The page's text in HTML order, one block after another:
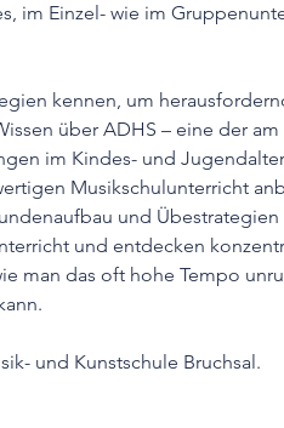
im Einzel- wie im
kennen, um
über ADHS – eine der
im Kindes- und
Musikschulunterricht
und
und entdecken
man das oft hohe Tempo
und Kunstschule Bruchsal.